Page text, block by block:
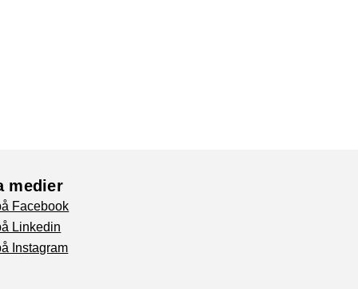
medier
Facebook
Linkedin
Instagram